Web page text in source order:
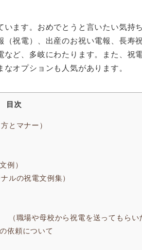
ます。おめでとうと言いたい気持
祝電）、出産のお祝い電報、長寿
ど、多岐にわたります。また、祝
オプションも人気があります。
目次
とマナー）
例）
ルの祝電文例集）
職場や母校から祝電を送ってもらい
依頼について